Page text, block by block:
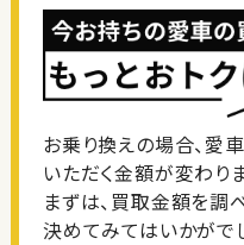
お乗り換えの場合、愛
いただく金額が変わりま
まずは、買取金額を調
決めてみてはいかがで